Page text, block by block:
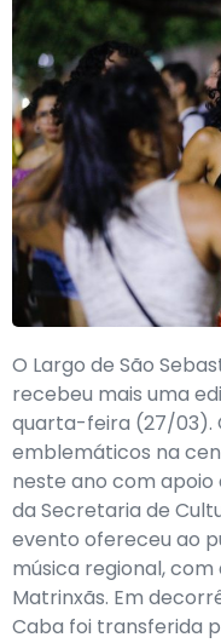
O Largo de São
recebeu mais uma
quarta-feira (27/03).
emblemáticos na
neste ano com apoio
da Secretaria de
evento ofereceu ao
música regional,
Matrinxãs. Em
Caba foi transferida